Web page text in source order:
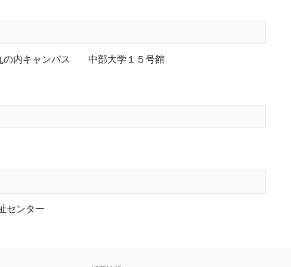
内キャンパス
中部大学１５号館
センター